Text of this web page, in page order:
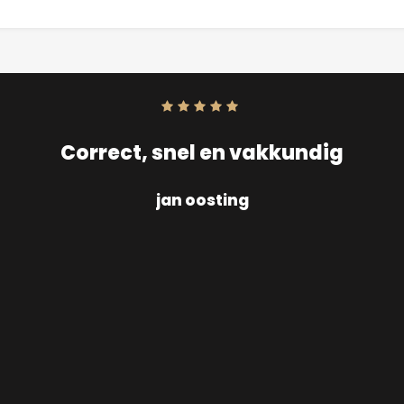
10
Correct, snel en vakkundig
jan oosting